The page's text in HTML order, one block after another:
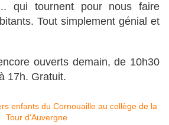
qui tournent pour nous faire
Tout simplement génial et
ouverts demain, de 10h30
17h. Gratuit.